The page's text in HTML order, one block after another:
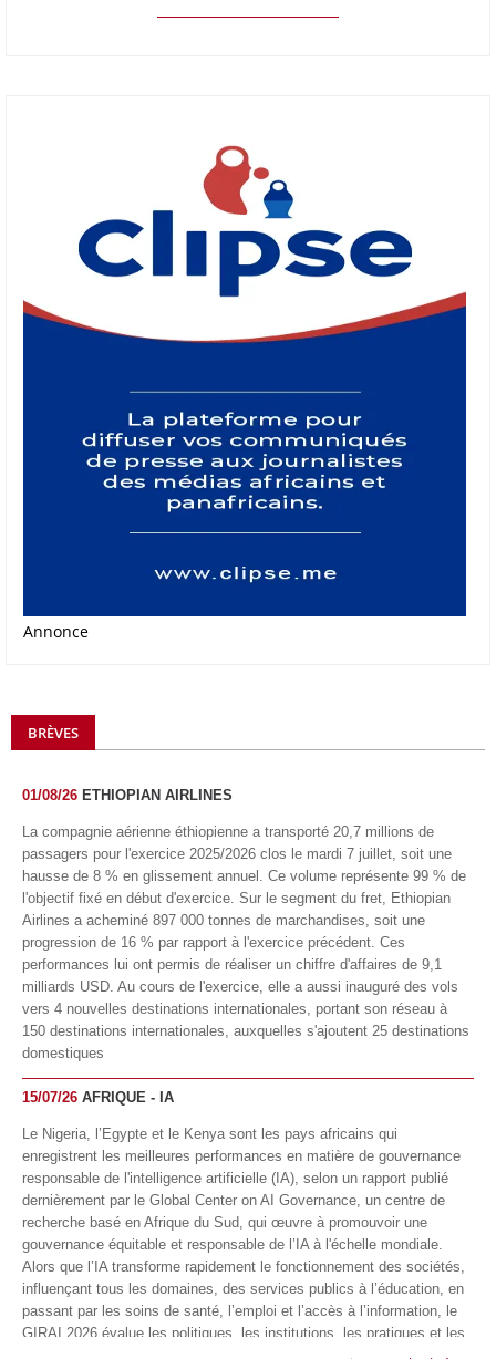
Annonce
BRÈVES
01/08/26 ETHIOPIAN AIRLINES
La compagnie aérienne éthiopienne a transporté 20,7 millions de
passagers pour l'exercice 2025/2026 clos le mardi 7 juillet, soit une
hausse de 8 % en glissement annuel. Ce volume représente 99 % de
l'objectif fixé en début d'exercice. Sur le segment du fret, Ethiopian
Airlines a acheminé 897 000 tonnes de marchandises, soit une
progression de 16 % par rapport à l'exercice précédent. Ces
performances lui ont permis de réaliser un chiffre d'affaires de 9,1
milliards USD. Au cours de l'exercice, elle a aussi inauguré des vols
vers 4 nouvelles destinations internationales, portant son réseau à
150 destinations internationales, auxquelles s'ajoutent 25 destinations
domestiques
15/07/26 AFRIQUE - IA
Le Nigeria, l’Egypte et le Kenya sont les pays africains qui
enregistrent les meilleures performances en matière de gouvernance
responsable de l'intelligence artificielle (IA), selon un rapport publié
dernièrement par le Global Center on AI Governance, un centre de
recherche basé en Afrique du Sud, qui œuvre à promouvoir une
gouvernance équitable et responsable de l’IA à l'échelle mondiale.
Alors que l’IA transforme rapidement le fonctionnement des sociétés,
influençant tous les domaines, des services publics à l’éducation, en
passant par les soins de santé, l’emploi et l’accès à l’information, le
GIRAI 2026 évalue les politiques, les institutions, les pratiques et les
conditions générales de gouvernance qui favorisent un déploiement